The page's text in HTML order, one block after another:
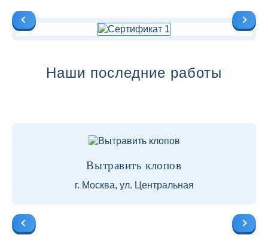
Наши последние работы
Вытравить клопов
г. Москва, ул. Центральная